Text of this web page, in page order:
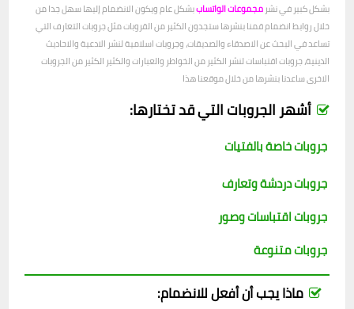
بشكل كبير في نشر مجموعات الواتساببشكل عام ويكون الانضمام إليها سهل جدا من
خلال روابط انضمام قمنا بنشرها ستجدون الكثير من القروبات مثل جروبات التعارف التي
تساعد في البحث عن الاصدقاء والصديقات، وجروبات اسلامية لنشر الادعية والاحاديث
الدينية، جروبات اقتباسات لنشر الكثير من الخواطر والعبارات والكثير الكثير من الجروبات
الاخرى ساعدنا بنشرها من خلال موقعنا هذا
أشهر الجروبات التي قد تختارها:
جروبات خاصة بالفتيات
جروبات دردشة وتعارف
جروبات اقتباسات وصور
جروبات متنوعة
ماذا يجب أن أفعل للانضمام: